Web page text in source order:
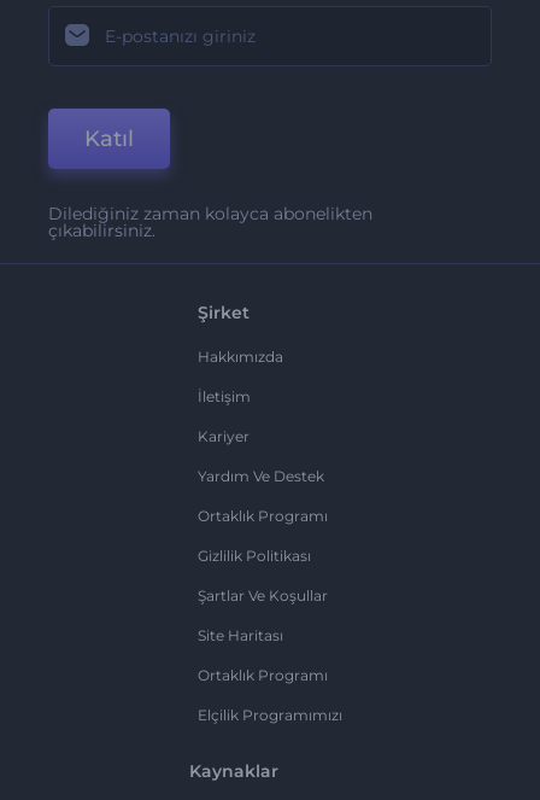
Katıl
Dilediğiniz zaman kolayca abonelikten
çıkabilirsiniz.
Şirket
Hakkımızda
İletişim
Kariyer
Yardım Ve Destek
Ortaklık Programı
Gizlilik Politikası
Şartlar Ve Koşullar
Site Haritası
Ortaklık Programı
Elçilik Programımızı
Kaynaklar